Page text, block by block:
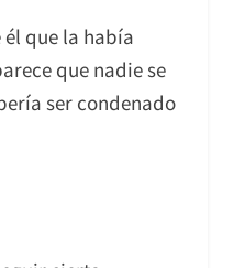
que la había
que nadie se
ser condenado